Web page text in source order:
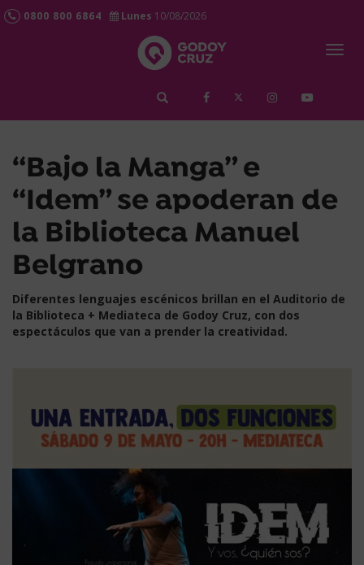
0800 800 6864 Lunes 10/08/2026
“Bajo la Manga” e
“Idem” se apoderan de
la Biblioteca Manuel
Belgrano
Diferentes lenguajes escénicos brillan en el Auditorio de
la Biblioteca + Mediateca de Godoy Cruz, con dos
espectáculos que van a prender la creatividad.